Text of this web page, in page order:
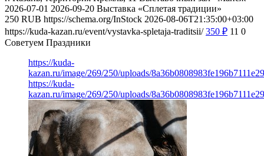
2026-07-01 2026-09-20 Выставка «Сплетая традиции»
250 RUB https://schema.org/InStock 2026-08-06T21:35:00+03:00
https://kuda-kazan.ru/event/vystavka-spletaja-traditsii/ 350 ₽ 11 0
Советуем Праздники
https://kuda-
kazan.ru/image/269/250/uploads/
https://kuda-
kazan.ru/image/269/250/uploads/